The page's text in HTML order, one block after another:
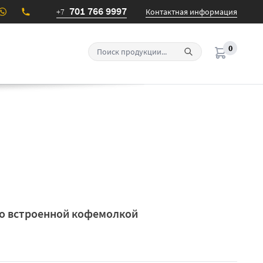
+7 701 766 9997 Контактная информация
0
встроенной кофемолкой